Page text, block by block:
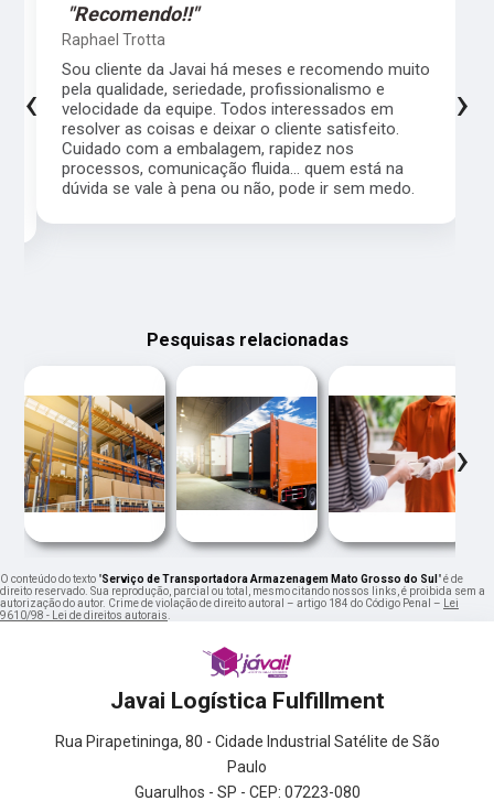
"Recomendo!!"
Raphael Trotta
Sou cliente da Javai há meses e recomendo muito
pela qualidade, seriedade, profissionalismo e
velocidade da equipe. Todos interessados em
resolver as coisas e deixar o cliente satisfeito.
Cuidado com a embalagem, rapidez nos
processos, comunicação fluida... quem está na
dúvida se vale à pena ou não, pode ir sem medo.
‹ ›
Pesquisas relacionadas
‹ ›
O conteúdo do texto "Serviço de Transportadora Armazenagem Mato Grosso do Sul " é de
direito reservado. Sua reprodução, parcial ou total, mesmo citando nossos links, é proibida sem a
autorização do autor. Crime de violação de direito autoral – artigo 184 do Código Penal –
Lei
9610/98 - Lei de direitos autorais
Javai Logística Fulfillment
Rua Pirapetininga, 80 - Cidade Industrial Satélite de São
Paulo
Guarulhos - SP - CEP: 07223-080